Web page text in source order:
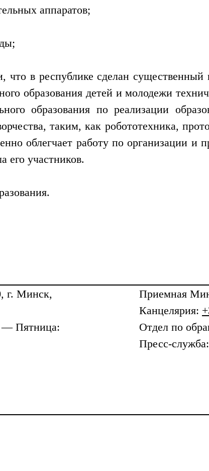
аппаратов;
что в республике сделан
образования детей и молодежи
образования по реализации
таким, как робототехника,
облегчает работу по организации и
его участников.
г. Минск,
— Пятница:
Приемная
Канцелярия:
Отдел по
Пресс-служба: